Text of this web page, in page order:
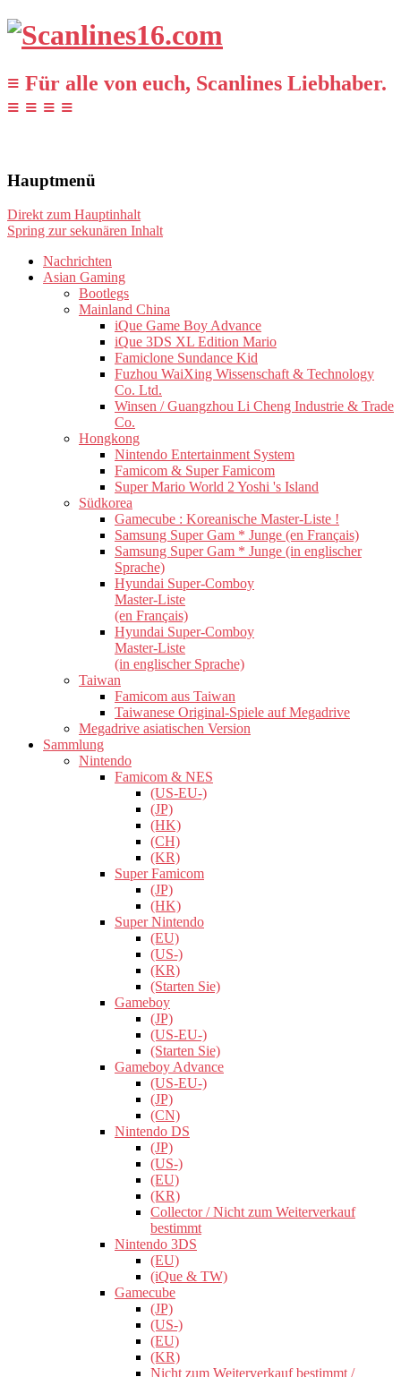
≡ Für alle von euch, Scanlines Liebhaber.
≡ ≡ ≡ ≡
Hauptmenü
Direkt zum Hauptinhalt
Spring zur sekunären Inhalt
Nachrichten
Asian Gaming
Bootlegs
Mainland China
iQue Game Boy Advance
iQue 3DS XL Edition Mario
Famiclone Sundance Kid
Fuzhou WaiXing Wissenschaft & Technology
Co. Ltd.
Winsen / Guangzhou Li Cheng Industrie & Trade
Co.
Hongkong
Nintendo Entertainment System
Famicom & Super Famicom
Super Mario World 2 Yoshi 's Island
Südkorea
Gamecube : Koreanische Master-Liste !
Samsung Super Gam * Junge (en Français)
Samsung Super Gam * Junge (in englischer
Sprache)
Hyundai Super-Comboy
Master-Liste
(en Français)
Hyundai Super-Comboy
Master-Liste
(in englischer Sprache)
Taiwan
Famicom aus Taiwan
Taiwanese Original-Spiele auf Megadrive
Megadrive asiatischen Version
Sammlung
Nintendo
Famicom & NES
(US-EU-)
(JP)
(HK)
(CH)
(KR)
Super Famicom
(JP)
(HK)
Super Nintendo
(EU)
(US-)
(KR)
(Starten Sie)
Gameboy
(JP)
(US-EU-)
(Starten Sie)
Gameboy Advance
(US-EU-)
(JP)
(CN)
Nintendo DS
(JP)
(US-)
(EU)
(KR)
Collector / Nicht zum Weiterverkauf
bestimmt
Nintendo 3DS
(EU)
(iQue & TW)
Gamecube
(JP)
(US-)
(EU)
(KR)
Nicht zum Weiterverkauf bestimmt /